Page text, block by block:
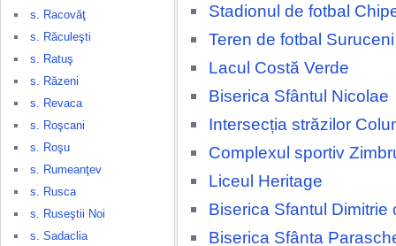
s. Racovăţ
s. Răculeşti
s. Ratuş
s. Răzeni
s. Revaca
s. Roşcani
s. Roşu
s. Rumeanţev
s. Rusca
s. Ruseştii Noi
s. Sadaclia
Stadionul de fotbal
Teren de fotbal Suruceni
Lacul Costă Verde
Biserica Sfântul Nicolae
Intersecția străzilor
Complexul sportiv
Liceul Heritage
Biserica Sfantul Dimitrie
Biserica Sfânta